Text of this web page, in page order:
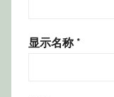
显示名称 *